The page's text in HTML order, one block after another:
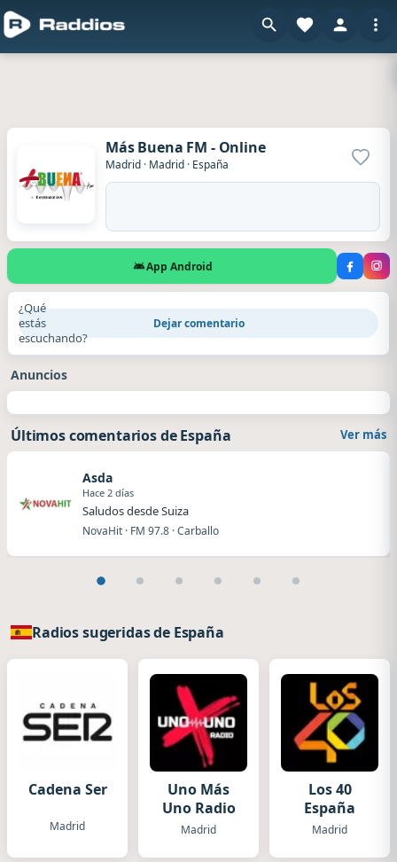
Más Buena FM - Online
Madrid · Madrid · España
App Android
¿Qué
estás
escuchando?
Dejar comentario
Anuncios
Últimos comentarios de España Ver más
Asda
Hace 2 días
Saludos desde Suiza
NovaHit · FM 97.8 · Carballo
Radios sugeridas de España
Cadena Ser
Madrid
Uno Más
Uno Radio
Madrid
Los 40
España
Madrid